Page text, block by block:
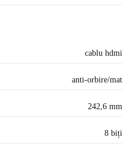
cablu hdmi
anti-orbire/mat
242,6 mm
8 biți